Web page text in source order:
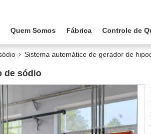
Quem Somos Fábrica Controle de
Sistema automático de gerador de
de sódio